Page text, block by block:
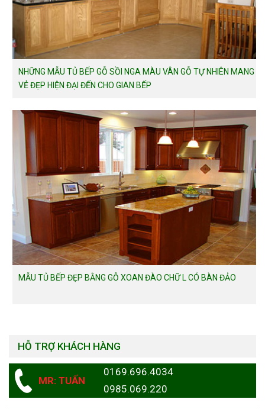
NHỮNG MẪU TỦ BẾP GỖ SỒI NGA MÀU VÂN GỖ TỰ NHIÊN MANG
VẺ ĐẸP HIỆN ĐẠI ĐẾN CHO GIAN BẾP
MẪU TỦ BẾP ĐẸP BẰNG GỖ XOAN ĐÀO CHỮ L CÓ BÀN ĐẢO
HỖ TRỢ KHÁCH HÀNG
MR: TUẤN
0169.696.4034
0985.069.220